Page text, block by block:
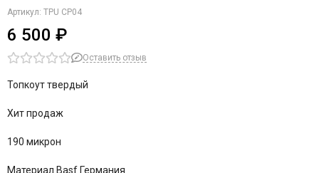
Артикул: TPU CP04
6 500 ₽
Оставить отзыв
Топкоут твердый
Хит продаж
190 микрон
Материал Basf Германия